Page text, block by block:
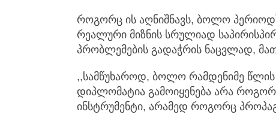
როგორც ის აღნიშნავს, ბოლო
რეალური მიზნის სრულიად
პრობლემების გადაჭრის ნაცვლად,
,,სამწუხაროდ, ბოლო რამდენიმე
დიპლომატია გამოიყენება არა
ინსტრუმენტი, არამედ როგორც